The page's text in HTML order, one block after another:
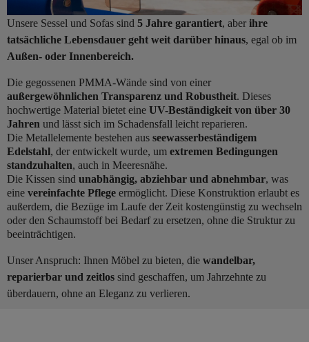
Unsere Sessel und Sofas sind 5 Jahre garantiert, aber ihre
tatsächliche Lebensdauer geht weit darüber hinaus, egal ob im
Außen- oder Innenbereich.
Die gegossenen PMMA-Wände sind von einer
außergewöhnlichen Transparenz und Robustheit. Dieses
hochwertige Material bietet eine UV-Beständigkeit von über 30
Jahren und lässt sich im Schadensfall leicht reparieren.
Die Metallelemente bestehen aus seewasserbeständigem
Edelstahl, der entwickelt wurde, um extremen Bedingungen
standzuhalten, auch in Meeresnähe.
Die Kissen sind unabhängig, abziehbar und abnehmbar, was
eine vereinfachte Pflege ermöglicht. Diese Konstruktion erlaubt es
außerdem, die Bezüge im Laufe der Zeit kostengünstig zu wechseln
oder den Schaumstoff bei Bedarf zu ersetzen, ohne die Struktur zu
beeinträchtigen.
Unser Anspruch: Ihnen Möbel zu bieten, die wandelbar,
reparierbar und zeitlos sind geschaffen, um Jahrzehnte zu
überdauern, ohne an Eleganz zu verlieren.